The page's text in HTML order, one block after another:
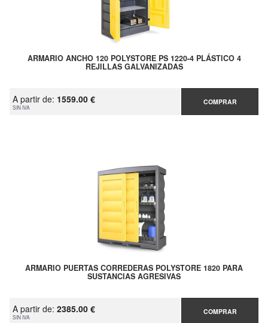
ARMARIO ANCHO 120 POLYSTORE PS 1220-4 PLÁSTICO 4
REJILLAS GALVANIZADAS
A partir de: 1559.00 €
SIN IVA
COMPRAR
ARMARIO PUERTAS CORREDERAS POLYSTORE 1820 PARA
SUSTANCIAS AGRESIVAS
A partir de: 2385.00 €
SIN IVA
COMPRAR